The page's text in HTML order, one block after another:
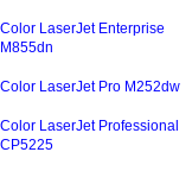
Color LaserJet Enterprise
M855dn
Color LaserJet Pro M252dw
Color LaserJet Professional
CP5225